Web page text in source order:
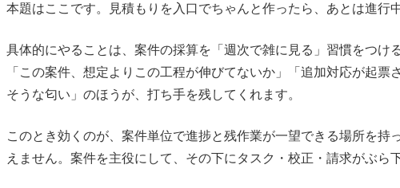
本題はここです。見積もりを入口でちゃんと作ったら、あとは進行
具体的にやることは、案件の採算を「週次で雑に見る」習慣をつ
「この案件、想定よりこの工程が伸びてないか」「追加対応が起
そうな匂い」のほうが、打ち手を残してくれます。
このとき効くのが、案件単位で進捗と残作業が一望できる場所を
えません。案件を主役にして、その下にタスク・校正・請求がぶら